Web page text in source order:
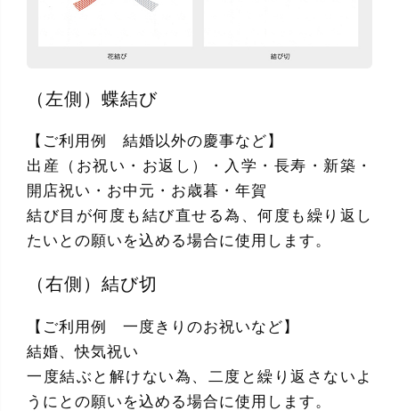
（左側）蝶結び
【ご利用例 結婚以外の慶事など】
出産（お祝い・お返し）・入学・長寿・新築・
開店祝い・お中元・お歳暮・年賀
結び目が何度も結び直せる為、何度も繰り返し
たいとの願いを込める場合に使用します。
（右側）結び切
【ご利用例 一度きりのお祝いなど】
結婚、快気祝い
一度結ぶと解けない為、二度と繰り返さないよ
うにとの願いを込める場合に使用します。